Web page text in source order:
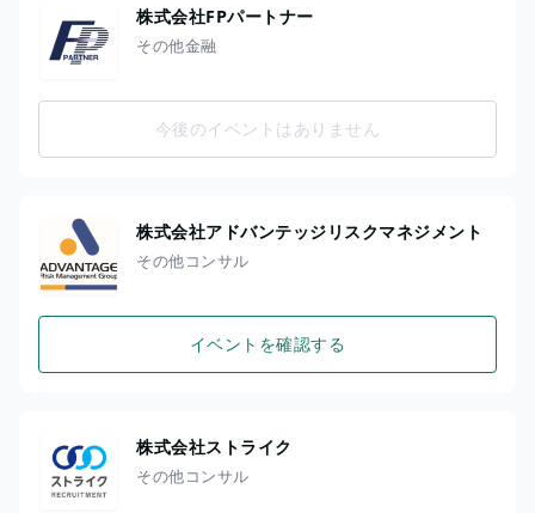
株式会社FPパートナー
その他金融
今後のイベントはありません
株式会社アドバンテッジリスクマネジメント
その他コンサル
イベントを確認する
株式会社ストライク
その他コンサル